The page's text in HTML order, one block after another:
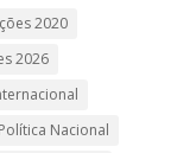
2020
2026
Política Nacional